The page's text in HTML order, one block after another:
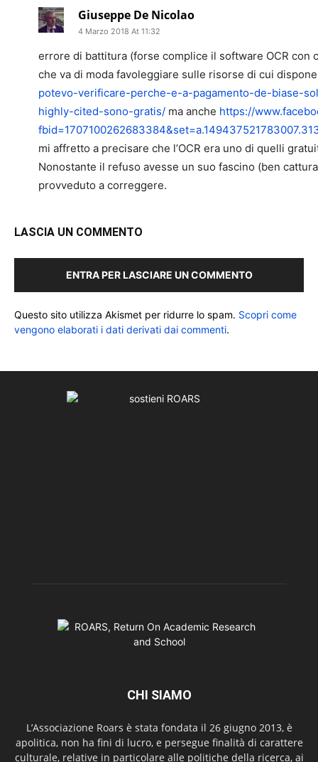
Giuseppe De Nicolao
4 Marzo 2018 At 11:32
errore di battitura (forse complice il software OCR con
che va di moda favoleggiare sulle risorse di cui
potevo-verificare-perche-e-a-pagamento-de-biase-
highly-cited-sono-gratis/ ma anche https://
mi affretto a precisare che l’OCR era uno di quelli
Nonostante il refuso avesse un suo fascino (ben
provveduto a correggere.
LASCIA UN COMMENTO
ENTRA PER LASCIARE UN COMMENTO
Questo sito utilizza Akismet per ridurre lo spam. Scopri come
vengono elaborati i dati derivati dai commenti.
CHI SIAMO
L’Associazione Roars è stata fondata il 26 giugno 2013, è
apolitica, non ha fini di lucro, e persegue finalità di carattere
culturale, relative in particolare alle politiche della ricerca, ai